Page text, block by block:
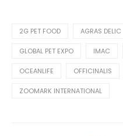
2G PET FOOD AGRAS DELIC
GLOBAL PET EXPO IMAC
OCEANLIFE OFFICINALIS
ZOOMARK INTERNATIONAL